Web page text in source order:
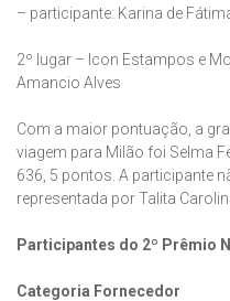
– participante: Karina de
2º lugar – Icon Estampos e
Amancio Alves
Com a maior pontuação, a
viagem para Milão foi Selma
636, 5 pontos. A participante
representada por Talita
Participantes do 2º Prêmio
Categoria Fornecedor